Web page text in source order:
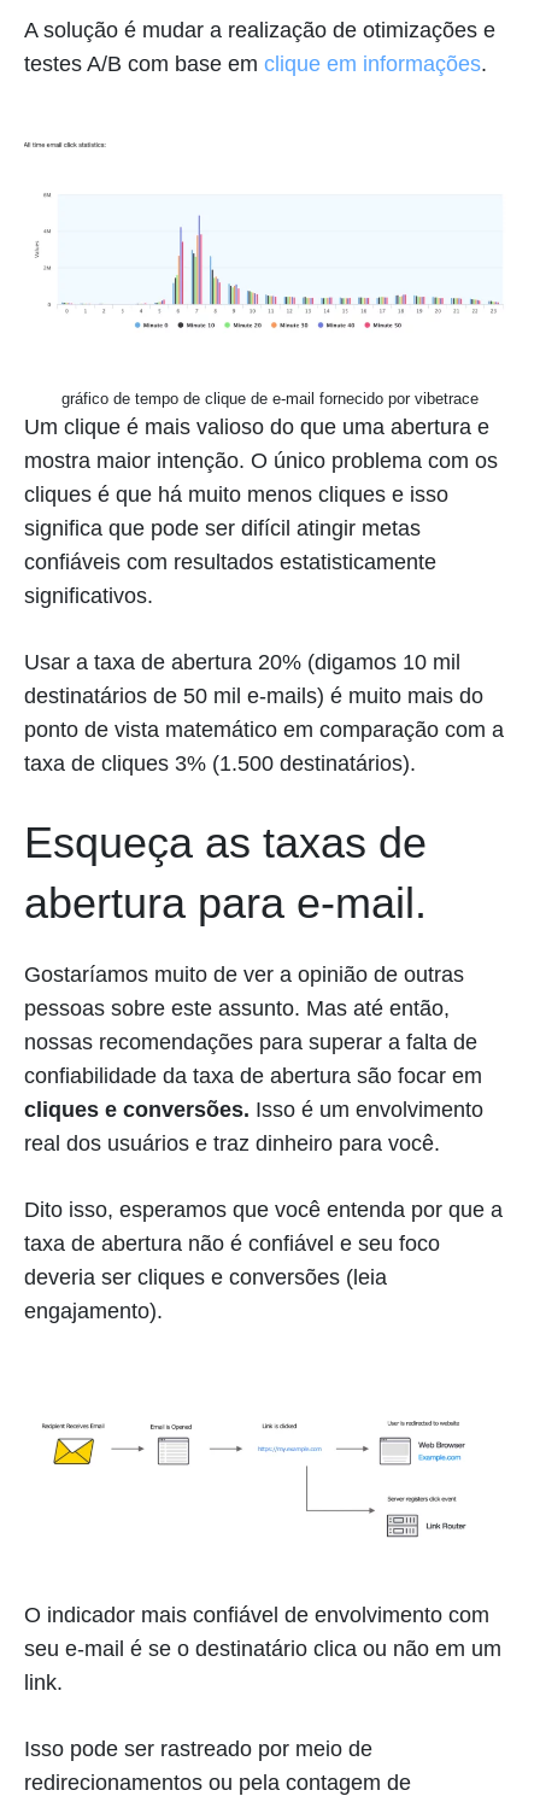
A solução é mudar a realização de otimizações e
testes A/B com base em clique em informações.
gráfico de tempo de clique de e-mail fornecido por vibetrace
Um clique é mais valioso do que uma abertura e
mostra maior intenção. O único problema com os
cliques é que há muito menos cliques e isso
significa que pode ser difícil atingir metas
confiáveis com resultados estatisticamente
significativos.
Usar a taxa de abertura 20% (digamos 10 mil
destinatários de 50 mil e-mails) é muito mais do
ponto de vista matemático em comparação com a
taxa de cliques 3% (1.500 destinatários).
Esqueça as taxas de
abertura para e-mail.
Gostaríamos muito de ver a opinião de outras
pessoas sobre este assunto. Mas até então,
nossas recomendações para superar a falta de
confiabilidade da taxa de abertura são focar em
cliques e conversões. Isso é um envolvimento
real dos usuários e traz dinheiro para você.
Dito isso, esperamos que você entenda por que a
taxa de abertura não é confiável e seu foco
deveria ser cliques e conversões (leia
engajamento).
O indicador mais confiável de envolvimento com
seu e-mail é se o destinatário clica ou não em um
link.
Isso pode ser rastreado por meio de
redirecionamentos ou pela contagem de